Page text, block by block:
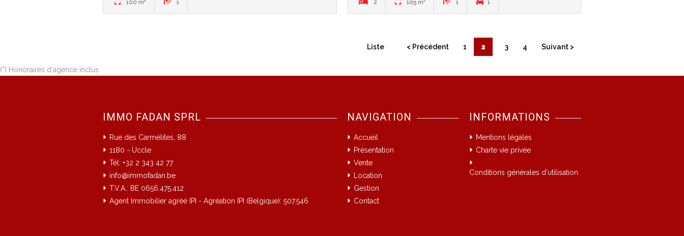
100 m² 1 2 105 m² 1 1
Liste < Précédent 1 2 3 4 Suivant >
(*) Honoraires d'agence inclus
IMMO FADAN SPRL
Rue des Carmélites, 88
1180 - Uccle
Tél: +32 2 343 42 77
info@immofadan.be
T.V.A.: BE 0656.475.412
Agent Immobilier agréé IPI - Agréation IPI (Belgique): 507.546
NAVIGATION
Accueil
Présentation
Vente
Location
Gestion
Contact
INFORMATIONS
Mentions légales
Charte vie privée
Conditions générales d'utilisation